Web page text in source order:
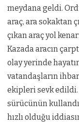
meydana geldi.
araç, ara sokaktan
çıkan araç yol
Kazada aracın
olay yerinde
vatandaşların
ekipleri sevk edildi.
sürücünün
hızlı olduğu